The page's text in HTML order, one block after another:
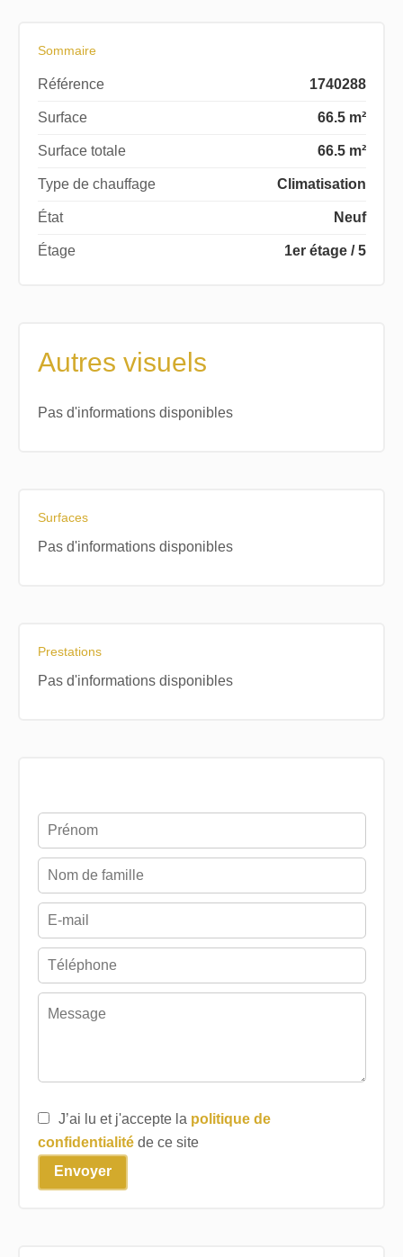
Sommaire
Référence 1740288
Surface 66.5 m²
Surface totale 66.5 m²
Type de chauffage Climatisation
État Neuf
Étage 1er étage / 5
Autres visuels
Pas d'informations disponibles
Surfaces
Pas d'informations disponibles
Prestations
Pas d'informations disponibles
J’ai lu et j'accepte la politique de
confidentialitéde ce site
Envoyer